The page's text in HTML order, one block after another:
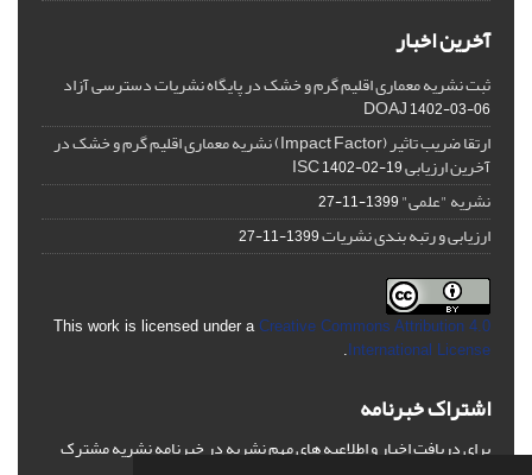
آخرین اخبار
ثبت نشریه معماری اقلیم گرم و خشک در پایگاه نشریات دسترسی آزاد
DOAJ1402-03-06
ارتقا ضریب تاثیر (Impact Factor) نشریه معماری اقلیم گرم و خشک در
آخرین ارزیابی ISC1402-02-19
نشریه "علمی"1399-11-27
ارزیابی و رتبه بندی نشریات1399-11-27
This work is licensed under a Creative Commons Attribution 4.0
International License
اشتراک خبرنامه
برای دریافت اخبار و اطلاعیه های مهم نشریه در خبرنامه نشریه مشترک